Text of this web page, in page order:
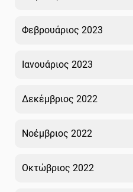
Φεβρουάριος 2023
Ιανουάριος 2023
Δεκέμβριος 2022
Νοέμβριος 2022
Οκτώβριος 2022